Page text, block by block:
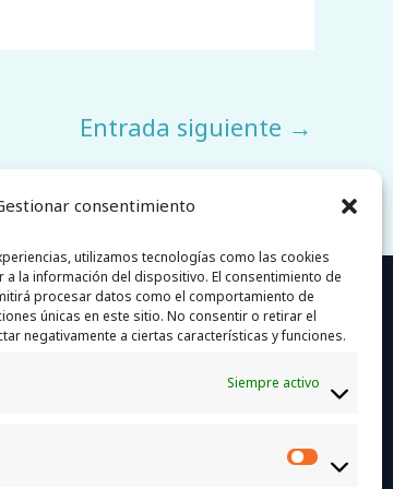
consentimiento
utilizamos tecnologías como las cookies
a la información del dispositivo. El consentimiento de
procesar datos como el comportamiento de
únicas en este sitio. No consentir o retirar el
negativamente a ciertas características y funciones.
Siempre activo
Entrada siguiente →